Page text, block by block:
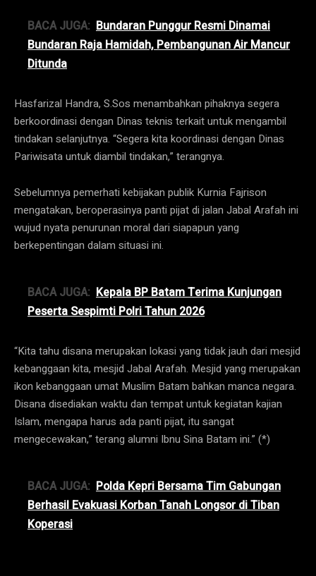
BACA JUGA: Bundaran Punggur Resmi Dinamai
Bundaran Raja Hamidah, Pembangunan Air Mancur
Ditunda
Hasfarizal Handra, S.Sos menambahkan pihaknya segera
berkoordinasi dengan Dinas teknis terkait untuk mengambil
tindakan selanjutnya. “Segera kita koordinasi dengan Dinas
Pariwisata untuk diambil tindakan,” terangnya.
Sebelumnya pemerhati kebijakan publik Kurnia Fajrison
mengatakan, beroperasinya panti pijat di jalan Jabal Arafah ini
wujud nyata penurunan moral dari siapapun yang
berkepentingan dalam situasi ini.
BACA JUGA: Kepala BP Batam Terima Kunjungan
Peserta Sespimti Polri Tahun 2026
“Kita tahu disana merupakan lokasi yang tidak jauh dari mesjid
kebanggaan kita, mesjid Jabal Arafah. Mesjid yang merupakan
ikon kebanggaan umat Muslim Batam bahkan manca negara.
Disana disediakan waktu dan tempat untuk kegiatan kajian
Islam, mengapa harus ada panti pijat, itu sangat
mengecewakan,” terang alumni Ibnu Sina Batam ini.” (*)
BACA JUGA: Polda Kepri Bersama Tim Gabungan
Berhasil Evakuasi Korban Tanah Longsor di Tiban
Koperasi